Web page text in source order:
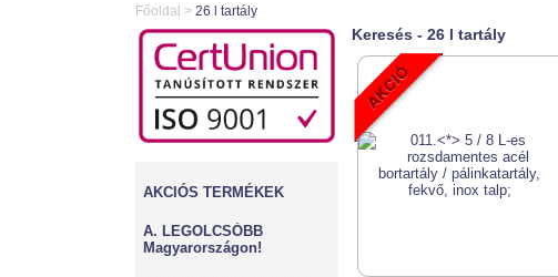
Főoldal > 26 l tartály
AKCIÓS TERMÉKEK
A. LEGOLCSÓBB
Magyarországon!
Keresés - 26 l tartály